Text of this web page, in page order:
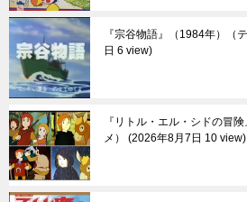
『宗谷物語』（1984年）（
日 6 view
『リトル・エル・シドの冒
メ）
2026年8月7日 10 view